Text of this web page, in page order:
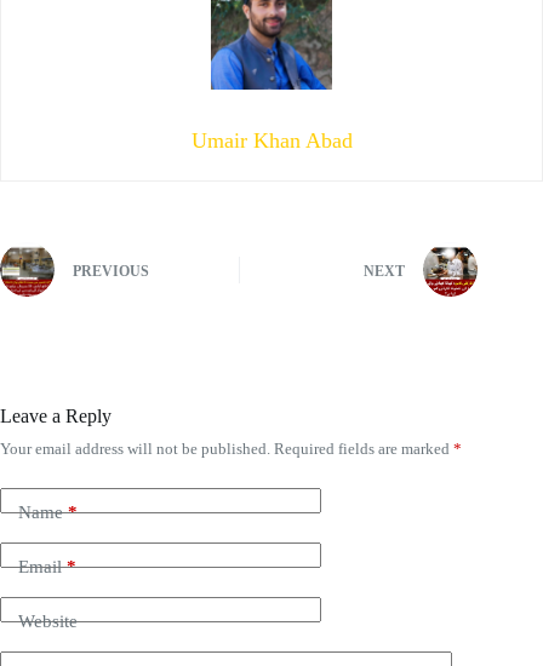
Umair Khan Abad
PREVIOUS NEXT
Leave a Reply
Your email address will not be published. Required fields are marked *
Name*
Email*
Website